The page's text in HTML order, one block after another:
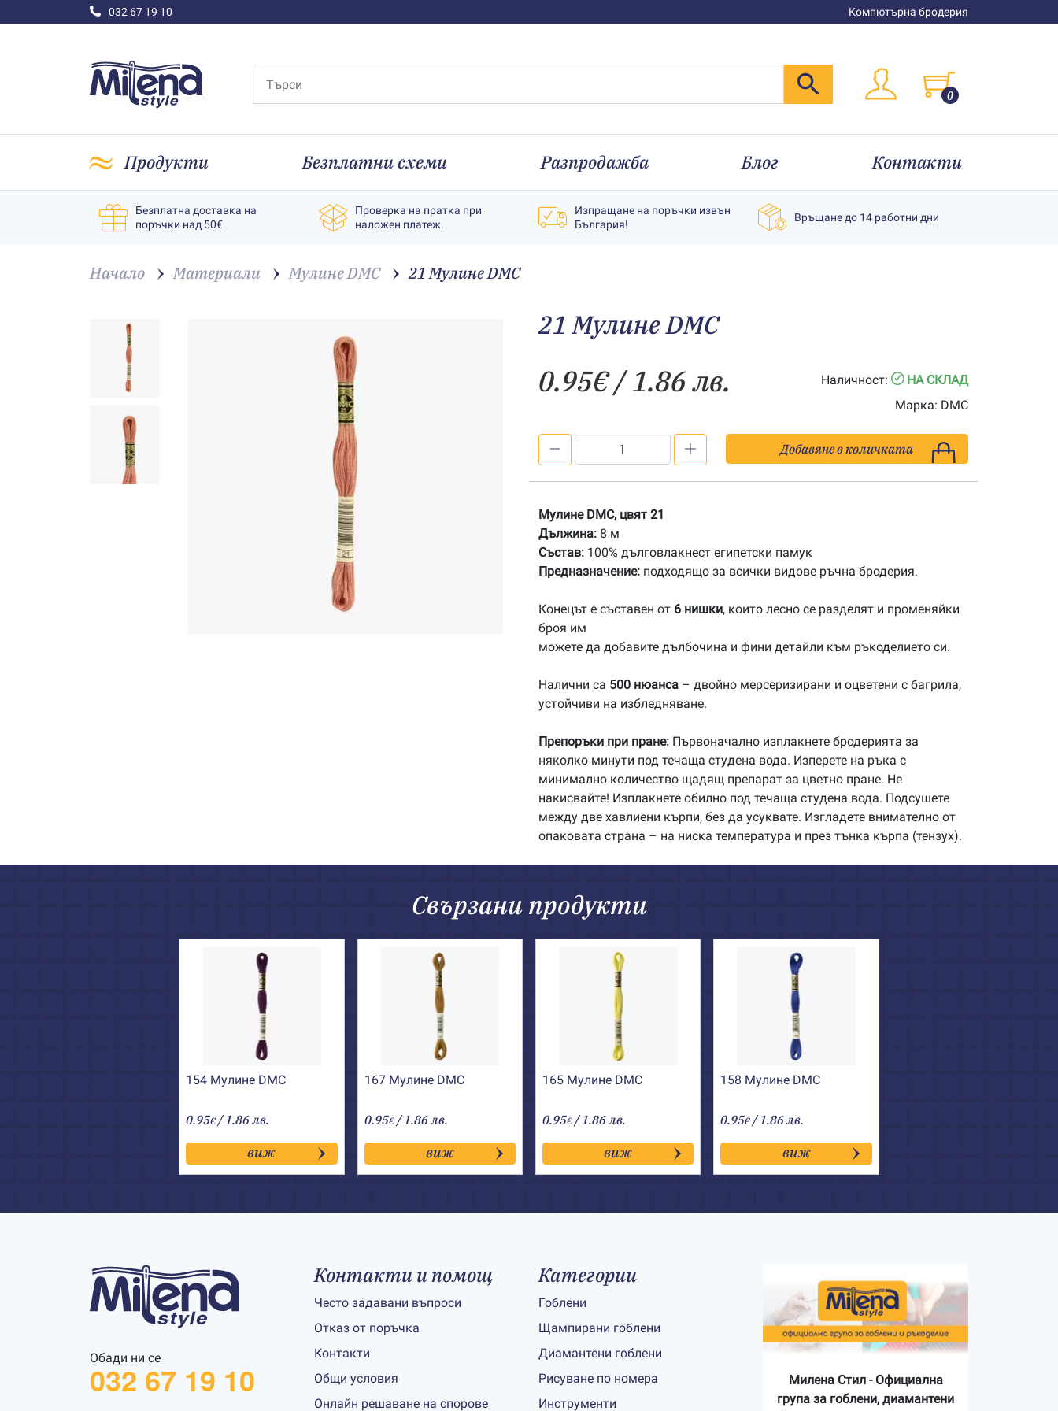
032 67 19 10 Компютърна бродерия
0
Продукти Безплатни схеми Разпродажба Блог Контакти
Безплатна доставка на
поръчки над 50€.
Проверка на пратка при
наложен платеж.
Изпращане на поръчки извън
България!
Връщане до 14 работни дни
Начало Материали Мулине DMC 21 Мулине DMC
21 Мулине DMC
0.95€/ 1.86 лв. Наличност:
НА СКЛАД
Марка: DMC
Мулине
DMC
Добавяне в количката
Мулине DMC, цвят 21
Дължина: 8 м
Състав: 100% дълговлакнест египетски памук
Предназначение: подходящо за всички видове ръчна бродерия.
Конецът е съставен от 6 нишки, които лесно се разделят и променяйки
броя им
можете да добавите дълбочина и фини детайли към ръкоделието си.
Налични са 500 нюанса – двойно мерсеризирани и оцветени с багрила,
устойчиви на избледняване.
Препоръки при пране: Първоначално изплакнете бродерията за
няколко минути под течаща студена вода. Изперете на ръка с
минимално количество щадящ препарат за цветно пране. Не
накисвайте! Изплакнете обилно под течаща студена вода. Подсушете
между две хавлиени кърпи, без да усуквате. Изгладете внимателно от
опаковата страна – на ниска температура и през тънка кърпа (тензух).
Свързани продукти
154 Мулине DMC
0.95€ / 1.86 лв.
виж
167 Мулине DMC
0.95€/ 1.86 лв.
виж
165 Мулине DMC
0.95€ / 1.86 лв.
виж
158 Мулине DMC
0.95€ / 1.86 лв.
виж
Обади ни се
032 67 19 10
Контакти и помощ
Често задавани въпроси
Отказ от поръчка
Контакти
Общи условия
Онлайн решаване на спорове
Категории
Гоблени
Щампирани гоблени
Диамантени гоблени
Рисуване по номера
Инструменти
Милена Стил - Официална
група за гоблени, диамантени